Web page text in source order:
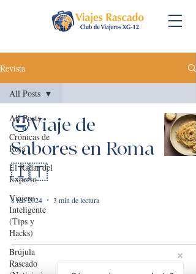
Revista
All Posts
Crónicas de
Ruta
El Radar del
Experto
Viajero
Inteligente
(Tips y
Hacks)
Brújula
Rascado
All Posts
🤤Viaje de
Sabores en Roma
🇮🇹
8 feb 2024 3 min de lectura